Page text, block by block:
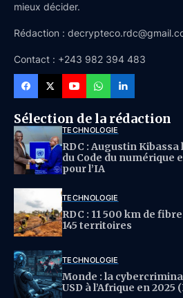
mieux décider.
Rédaction :
Contact : +243 982 394 483
Sélection de la rédaction
TECHNOLOGIE
RDC : Augustin
du Code du numérique
pour l’IA
TECHNOLOGIE
RDC : 11 500 km de
145 territoires
TECHNOLOGIE
Monde : la
USD à l’Afrique en 2025